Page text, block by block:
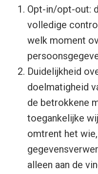
Opt-in/opt-out:
volledige
welk moment
Duidelijkheid
doelmatigheid
de betrokkene
toegankelijke
omtrent het
alleen aan de